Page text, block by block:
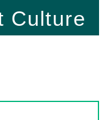
Culture